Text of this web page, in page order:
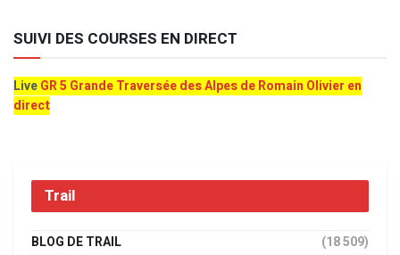
SUIVI DES COURSES EN DIRECT
LiveGR 5 Grande Traversée des Alpes de Romain Olivier en
direct
Trail
BLOG DE TRAIL (18 509)